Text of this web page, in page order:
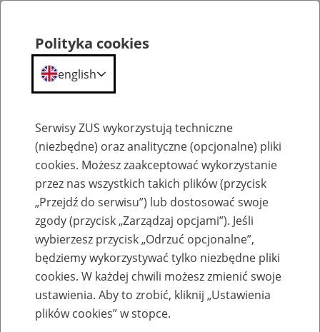
Szkolenia
Zaproś ZUS do siebie - zakładanie profili
eZUS w siedzibie Twojej firmy
Polityka cookies
english
Serwisy ZUS wykorzystują techniczne
(niezbędne) oraz analityczne (opcjonalne) pliki
cookies. Możesz zaakceptować wykorzystanie
przez nas wszystkich takich plików (przycisk
„Przejdź do serwisu”) lub dostosować swoje
zgody (przycisk „Zarządzaj opcjami”). Jeśli
wybierzesz przycisk „Odrzuć opcjonalne”,
będziemy wykorzystywać tylko niezbędne pliki
cookies. W każdej chwili możesz zmienić swoje
ustawienia. Aby to zrobić, kliknij „Ustawienia
plików cookies” w stopce.